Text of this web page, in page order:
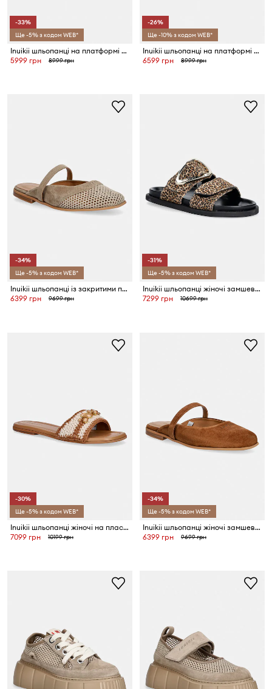
-33%
Ще -5% з кодом WEB*
Inuikii шльопанці на платформі жіночі замшеві Tilda Buckle
5999 грн
8999 грн
-26%
Ще -10% з кодом WEB*
Inuikii шльопанці на платформі жіночі замшеві Tilda Buckle
6599 грн
8999 грн
-34%
Ще -5% з кодом WEB*
Inuikii шльопанці із закритими пальцями жіночі замшеві Lazy NY
6399 грн
9699 грн
-31%
Ще -5% з кодом WEB*
Inuikii шльопанці жіночі замшеві Dreamer
7299 грн
10699 грн
-30%
Ще -5% з кодом WEB*
Inuikii шльопанці жіночі на пласкому підборі Woven Cali
7099 грн
10199 грн
-34%
Ще -5% з кодом WEB*
Inuikii шльопанці жіночі замшеві Lazy Ny
6399 грн
9699 грн